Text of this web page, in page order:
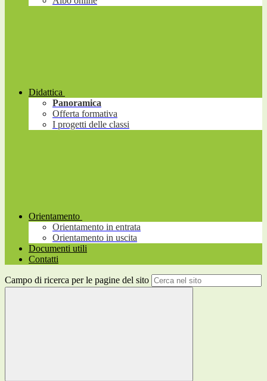
Didattica
Panoramica
Offerta formativa
I progetti delle classi
Orientamento
Orientamento in entrata
Orientamento in uscita
Documenti utili
Contatti
Campo di ricerca per le pagine del sito